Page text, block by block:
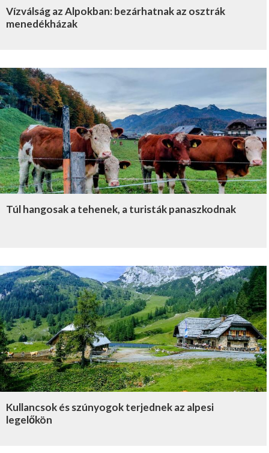
Vízválság az Alpokban: bezárhatnak az osztrák
menedékházak
Túl hangosak a tehenek, a turisták panaszkodnak
Kullancsok és szúnyogok terjednek az alpesi
legelőkön